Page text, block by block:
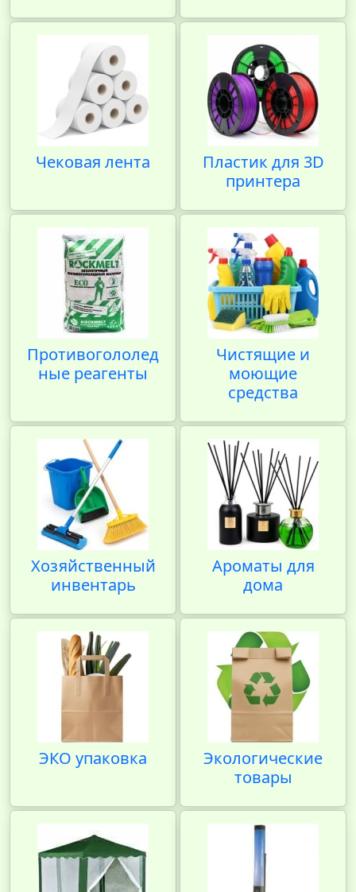
Чековая лента
Пластик для 3D
принтера
Противогололед
ные реагенты
Чистящие и
моющие
средства
Хозяйственный
инвентарь
Ароматы для
дома
ЭКО упаковка
Экологические
товары